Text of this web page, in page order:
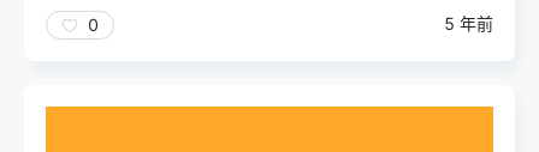
0 5 年前